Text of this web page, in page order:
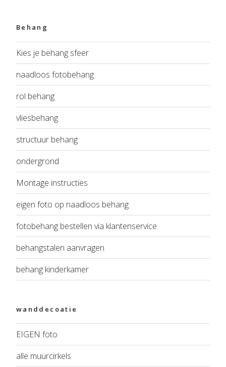
Behang
Kies je behang sfeer
naadloos fotobehang
rol behang
vliesbehang
structuur behang
ondergrond
Montage instructies
eigen foto op naadloos behang
fotobehang bestellen via klantenservice
behangstalen aanvragen
behang kinderkamer
wanddecoatie
EIGEN foto
alle muurcirkels